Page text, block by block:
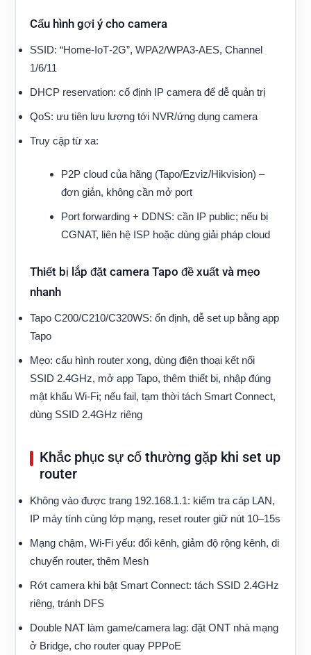
Cấu hình gợi ý cho camera
SSID: “Home‑IoT‑2G”, WPA2/WPA3‑AES, Channel
1/6/11
DHCP reservation: cố định IP camera để dễ quản trị
QoS: ưu tiên lưu lượng tới NVR/ứng dụng camera
Truy cập từ xa:
P2P cloud của hãng (Tapo/Ezviz/Hikvision) –
đơn giản, không cần mở port
Port forwarding + DDNS: cần IP public; nếu bị
CGNAT, liên hệ ISP hoặc dùng giải pháp cloud
Thiết bị lắp đặt camera Tapo đề xuất và mẹo
nhanh
Tapo C200/C210/C320WS: ổn định, dễ set up bằng app
Tapo
Mẹo: cấu hình router xong, dùng điện thoại kết nối
SSID 2.4GHz, mở app Tapo, thêm thiết bị, nhập đúng
mật khẩu Wi‑Fi; nếu fail, tạm thời tách Smart Connect,
dùng SSID 2.4GHz riêng
Khắc phục sự cố thường gặp khi set up
router
Không vào được trang 192.168.1.1: kiểm tra cáp LAN,
IP máy tính cùng lớp mạng, reset router giữ nút 10–15s
Mạng chậm, Wi‑Fi yếu: đổi kênh, giảm độ rộng kênh, di
chuyển router, thêm Mesh
Rớt camera khi bật Smart Connect: tách SSID 2.4GHz
riêng, tránh DFS
Double NAT làm game/camera lag: đặt ONT nhà mạng
ở Bridge, cho router quay PPPoE